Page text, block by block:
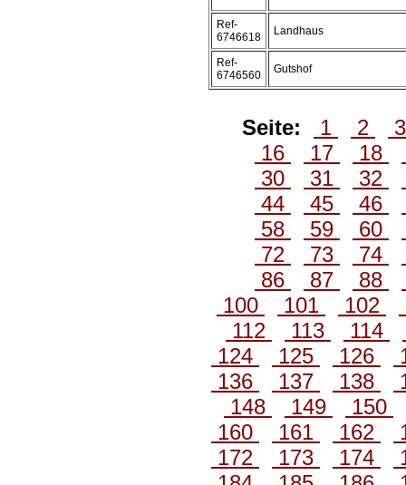
Ref-
6746618
Landhaus
Ref-
6746560
Gutshof
Seite: 1 2
16
17 18
30
31 32
44
45 46
58
59 60
72
73 74
86
87 88
100
101 102
112
113 114
124
125 126
136
137 138
148
149
150
160
161 162
172
173 174